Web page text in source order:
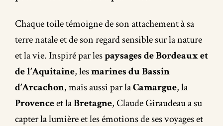
Chaque toile témoigne de son attachement à sa
terre natale et de son regard sensible sur la nature
et la vie. Inspiré par lespaysages de Bordeaux et
de l’Aquitaine, lesmarines du Bassin
d’Arcachon, mais aussi par laCamargue, la
Provenceet laBretagne, Claude Giraudeau a su
capter la lumière et les émotions de ses voyages et